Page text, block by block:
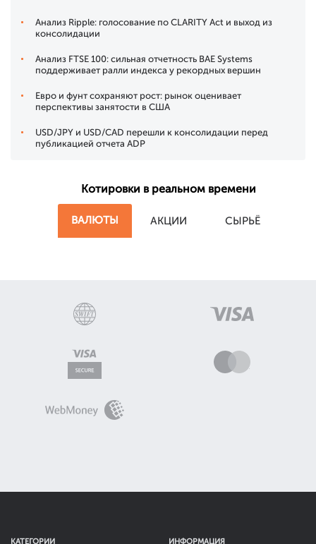
Анализ Ripple: голосование по CLARITY Act и выход из
консолидации
Анализ FTSE 100: сильная отчетность BAE Systems
поддерживает ралли индекса у рекордных вершин
Евро и фунт сохраняют рост: рынок оценивает
перспективы занятости в США
USD/JPY и USD/CAD перешли к консолидации перед
публикацией отчета ADP
Котировки в реальном времени
ВАЛЮТЫ АКЦИИ СЫРЬЁ
КАТЕГОРИИ ИНФОРМАЦИЯ